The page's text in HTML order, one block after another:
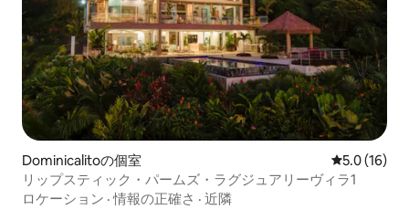
Dominicalitoの個室 レビュー16
5.0 (16)
リップスティック・パームズ・ラグジュアリーヴィラ1
ロケーション ·情報の正確さ · 近隣